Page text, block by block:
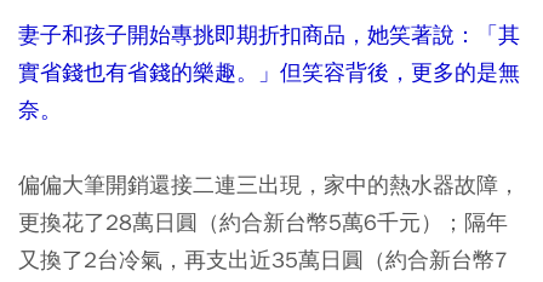
妻子和孩子開始專挑即期折扣商品，她笑著說：「其
實省錢也有省錢的樂趣。」但笑容背後，更多的是無
奈。
偏偏大筆開銷還接二連三出現，家中的熱水器故障，
更換花了28萬日圓（約合新台幣5萬6千元）；隔年
又換了2台冷氣，再支出近35萬日圓（約合新台幣7